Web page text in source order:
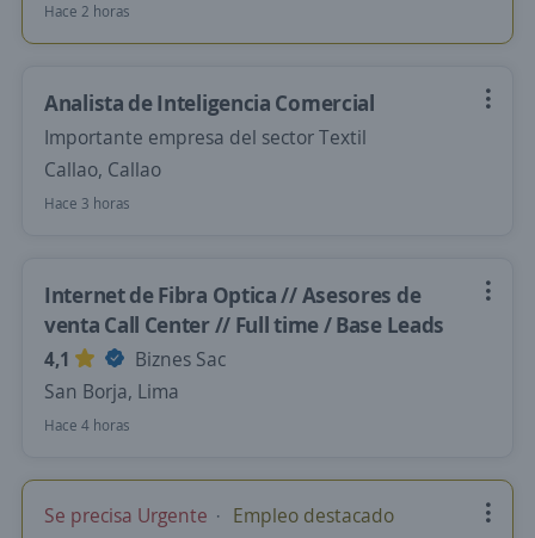
Hace 2 horas
Analista de Inteligencia Comercial
Importante empresa del sector Textil
Callao, Callao
Hace 3 horas
Internet de Fibra Optica // Asesores de
venta Call Center // Full time / Base Leads
4,1
Biznes Sac
San Borja, Lima
Hace 4 horas
Se precisa Urgente Empleo destacado